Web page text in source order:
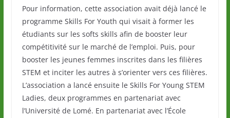
Pour information, cette association avait déjà lancé le
programme Skills For Youth qui visait à former les
étudiants sur les softs skills afin de booster leur
compétitivité sur le marché de l’emploi. Puis, pour
booster les jeunes femmes inscrites dans les filières
STEM et inciter les autres à s’orienter vers ces filières.
L’association a lancé ensuite le Skills For Young STEM
Ladies, deux programmes en partenariat avec
l’Université de Lomé. En partenariat avec l’École